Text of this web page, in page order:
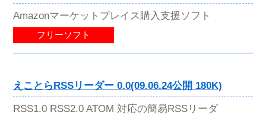
Amazonマーケットプレイス購入支援ソフト
フリーソフト
えことらRSSリーダー 0.0(09.06.24公開 180K)
RSS1.0 RSS2.0 ATOM 対応の簡易RSSリーダ